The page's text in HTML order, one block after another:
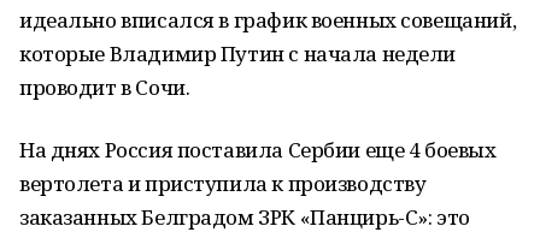
идеально вписался в график военных совещаний,
которые Владимир Путин с начала недели
проводит в Сочи.
На днях Россия поставила Сербии еще 4 боевых
вертолета и приступила к производству
заказанных Белградом ЗРК «Панцирь-С»: это